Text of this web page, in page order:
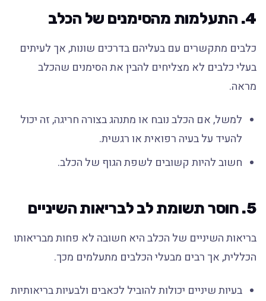
4. התעלמות מהסימנים של הכלב
כלבים מתקשרים עם בעליהם בדרכים שונות, אך לעיתים
בעלי כלבים לא מצליחים להבין את הסימנים שהכלב
מראה.
למשל, אם הכלב נובח או מתנהג בצורה חריגה, זה יכול
להעיד על בעיה רפואית או רגשית.
חשוב להיות קשובים לשפת הגוף של הכלב.
5. חוסר תשומת לב לבריאות השיניים
בריאות השיניים של הכלב היא חשובה לא פחות מבריאותו
הכללית, אך רבים מבעלי הכלבים מתעלמים מכך.
בעיות שיניים יכולות להוביל לכאבים ולבעיות בריאותיות